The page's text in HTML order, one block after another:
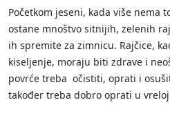
Početkom jeseni, kada više nema
ostane mnoštvo sitnijih, zelenih
ih spremite za zimnicu. Rajčice,
kiseljenje, moraju biti zdrave i
povrće treba očistiti, oprati i
također treba dobro oprati u